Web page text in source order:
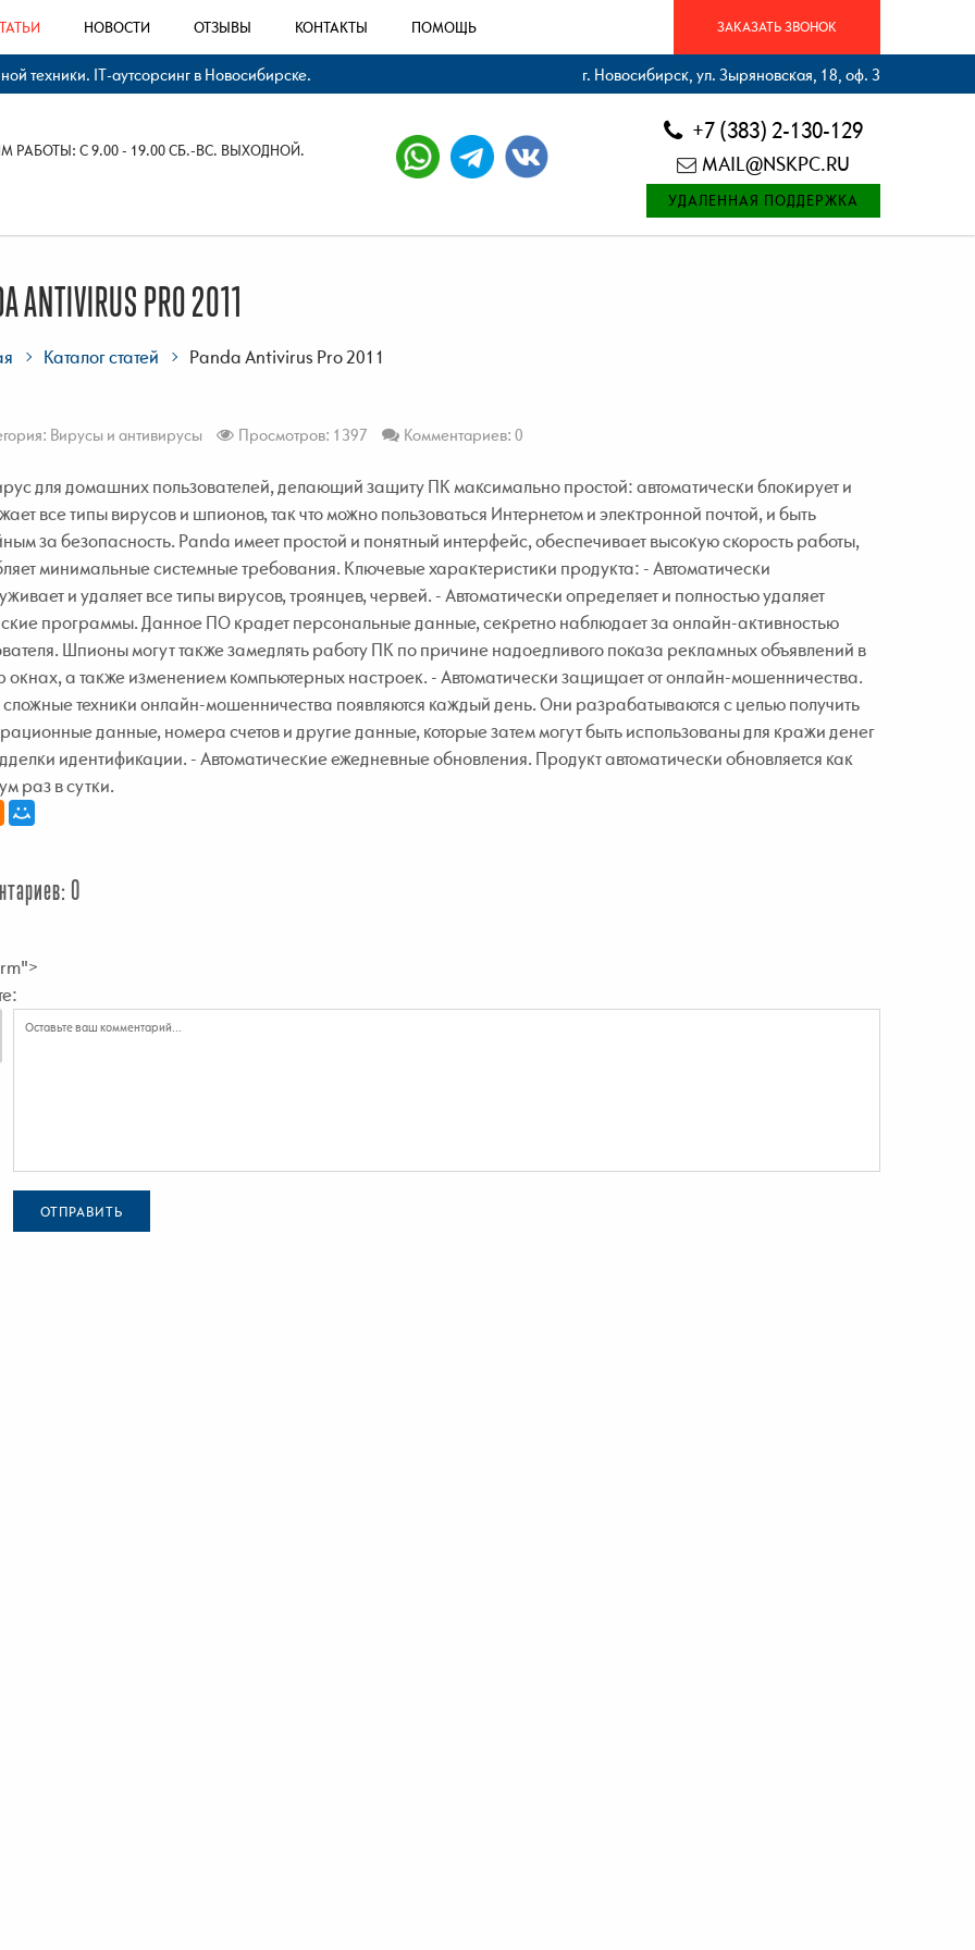
ЗАКАЗАТЬ ЗВОНОК
НОВОСТИ ОТЗЫВЫ КОНТАКТЫ ПОМОЩЬ
техники. IT-аутсорсинг в Новосибирске. г. Новосибирск, ул. Зыряновская, 18, оф. 3
+7 (383) 2-130-129
MAIL@NSKPC.RU
УДАЛЕННАЯ ПОДДЕРЖКА
РАБОТЫ: С 9.00 - 19.00 СБ.-ВС. ВЫХОДНОЙ.
ANTIVIRUS PRO 2011
Каталог статей Panda Antivirus Pro 2011
Вирусы и антивирусы Просмотров: 1397 Комментариев: 0
для домашних пользователей, делающий защиту ПК максимально простой: автоматически блокирует и
все типы вирусов и шпионов, так что можно пользоваться Интернетом и электронной почтой, и быть
за безопасность. Panda имеет простой и понятный интерфейс, обеспечивает высокую скорость работы,
минимальные системные требования. Ключевые характеристики продукта: - Автоматически
и удаляет все типы вирусов, троянцев, червей. - Автоматически определяет и полностью удаляет
программы. Данное ПО крадет персональные данные, секретно наблюдает за онлайн-активностью
Шпионы могут также замедлять работу ПК по причине надоедливого показа рекламных объявлений в
окнах, а также изменением компьютерных настроек. - Автоматически защищает от онлайн-мошенничества.
техники онлайн-мошенничества появляются каждый день. Они разрабатываются с целью получить
данные, номера счетов и другие данные, которые затем могут быть использованы для кражи денег
идентификации. - Автоматические ежедневные обновления. Продукт автоматически обновляется как
раз в сутки.
0
ОТПРАВИТЬ